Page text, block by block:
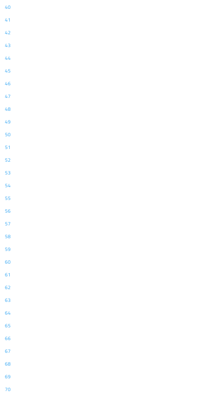
40
41
42
43
44
45
46
47
48
49
50
51
52
53
54
55
56
57
58
59
60
61
62
63
64
65
66
67
68
69
70